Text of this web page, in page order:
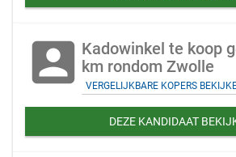
account_box Kadowinkel te koop
km rondom Zwolle
VERGELIJKBARE KOPERS
DEZE KANDIDAAT